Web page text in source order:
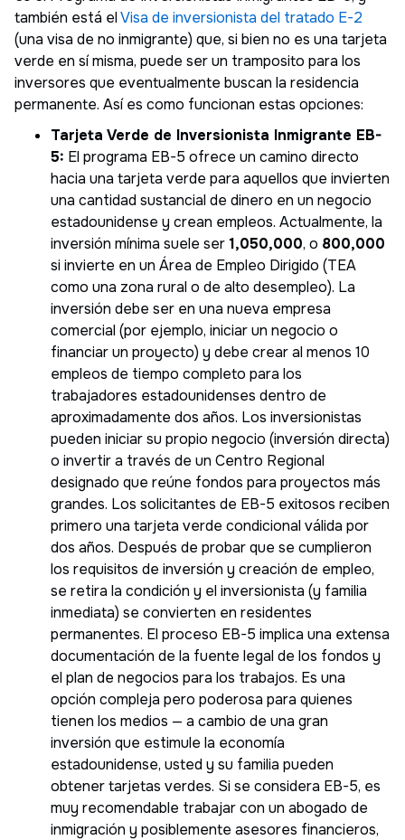
también está elVisa de inversionista del tratado E-2
(una visa de no inmigrante) que, si bien no es una tarjeta
verde en sí misma, puede ser un tramposito para los
inversores que eventualmente buscan la residencia
permanente. Así es como funcionan estas opciones:
Tarjeta Verde de Inversionista Inmigrante EB-
5: El programa EB-5 ofrece un camino directo
hacia una tarjeta verde para aquellos que invierten
una cantidad sustancial de dinero en un negocio
estadounidense y crean empleos. Actualmente, la
inversión mínima suele ser 1,050,000, o 800,000
si invierte en un Área de Empleo Dirigido (TEA
como una zona rural o de alto desempleo). La
inversión debe ser en una nueva empresa
comercial (por ejemplo, iniciar un negocio o
financiar un proyecto) y debe crear al menos 10
empleos de tiempo completo para los
trabajadores estadounidenses dentro de
aproximadamente dos años. Los inversionistas
pueden iniciar su propio negocio (inversión directa)
o invertir a través de un Centro Regional
designado que reúne fondos para proyectos más
grandes. Los solicitantes de EB-5 exitosos reciben
primero una tarjeta verde condicional válida por
dos años. Después de probar que se cumplieron
los requisitos de inversión y creación de empleo,
se retira la condición y el inversionista (y familia
inmediata) se convierten en residentes
permanentes. El proceso EB-5 implica una extensa
documentación de la fuente legal de los fondos y
el plan de negocios para los trabajos. Es una
opción compleja pero poderosa para quienes
tienen los medios — a cambio de una gran
inversión que estimule la economía
estadounidense, usted y su familia pueden
obtener tarjetas verdes. Si se considera EB-5, es
muy recomendable trabajar con un abogado de
inmigración y posiblemente asesores financieros,